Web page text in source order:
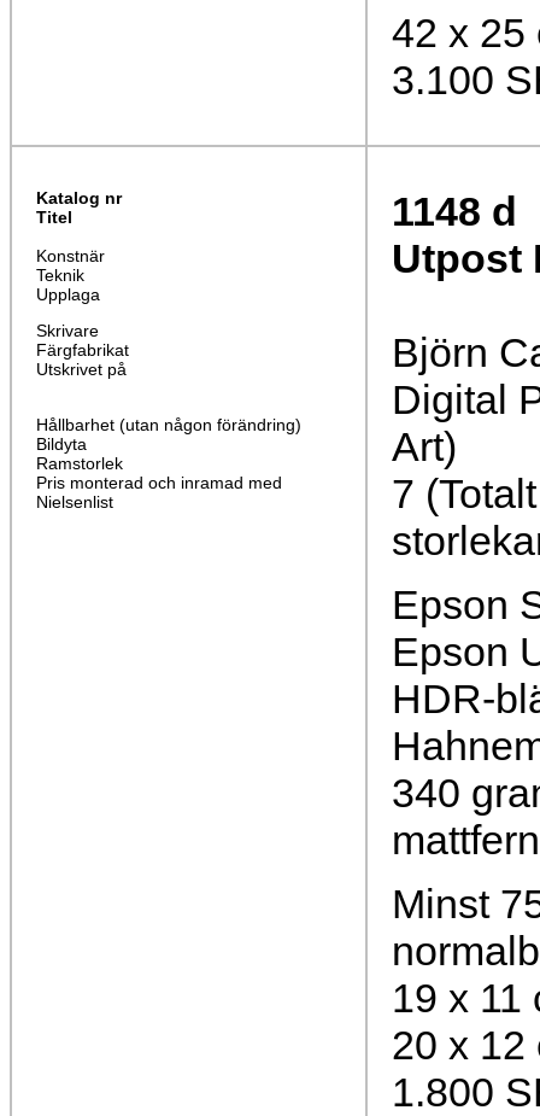
42 x 25
3.100
Katalog nr
Titel
Konstnär
Teknik
Upplaga
Skrivare
Färgfabrikat
Utskrivet på
Hållbarhet (utan någon förändring)
Bildyta
Ramstorlek
Pris monterad och inramad med
Nielsenlist
1148 d
Utpost
Björn
Digital
Art)
7
Epson
Epson
HDR-
340
Minst
19 x 11
20 x 12
1.800